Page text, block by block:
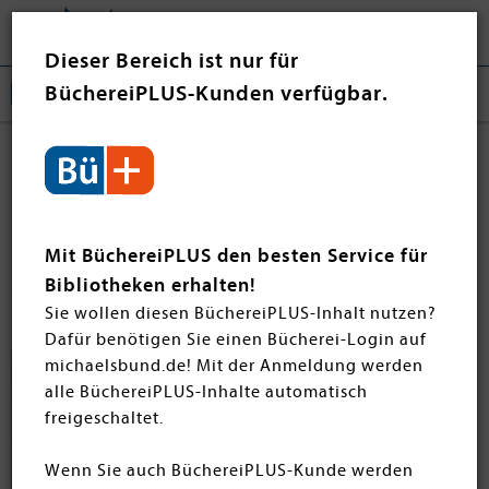
Dieser Bereich ist nur für
BüchereiPLUS-Kunden verfügbar.
Mit BüchereiPLUS den besten Service für
Bibliotheken erhalten!
Sie wollen diesen BüchereiPLUS-Inhalt nutzen?
Dafür benötigen Sie einen Bücherei-Login auf
michaelsbund.de! Mit der Anmeldung werden
alle BüchereiPLUS-Inhalte automatisch
freigeschaltet.
Wenn Sie auch BüchereiPLUS-Kunde werden
Kindersachbücher
Filtern SORTIEREN
25 Artikel
Diehl, Katja